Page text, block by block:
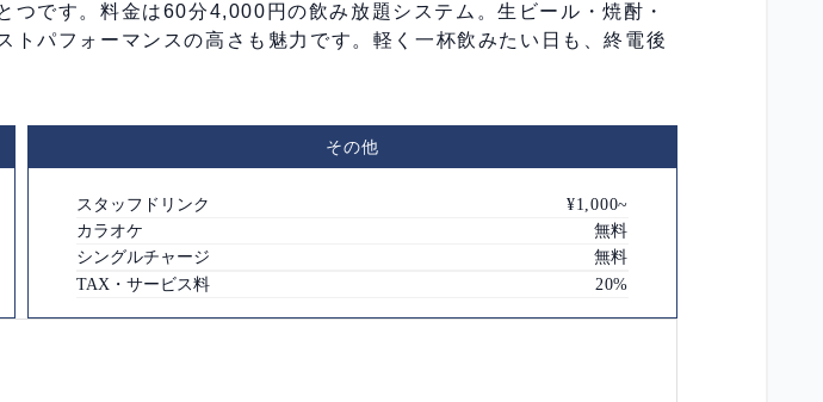
です。料金は60分4,000円の飲み放題システム。生ビール・焼酎・
パフォーマンスの高さも魅力です。軽く一杯飲みたい日も、終電後
その他
スタッフドリンク
¥1,000~
カラオケ
無料
シングルチャージ
無料
TAX・サービス料
20%